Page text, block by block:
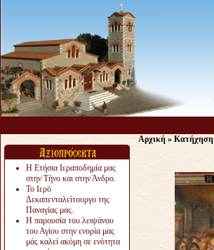
Η Ετήσια Ιεραποδημία μας
στην Τήνο και στην Άνδρο.
Το Ιερό
Δεκαπενταλείτουργο της
Παναγίας μας.
Η παρουσία του λειψάνου
του Αγίου στην ενορία μας
μάς καλεί ακόμη σε ενότητα
Αρχική » Κατήχηση